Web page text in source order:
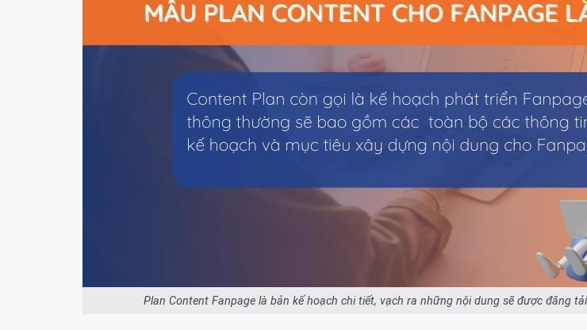
Plan Content Fanpage là bản kế hoạch chi tiết, vạch ra những nội dung sẽ được đăng